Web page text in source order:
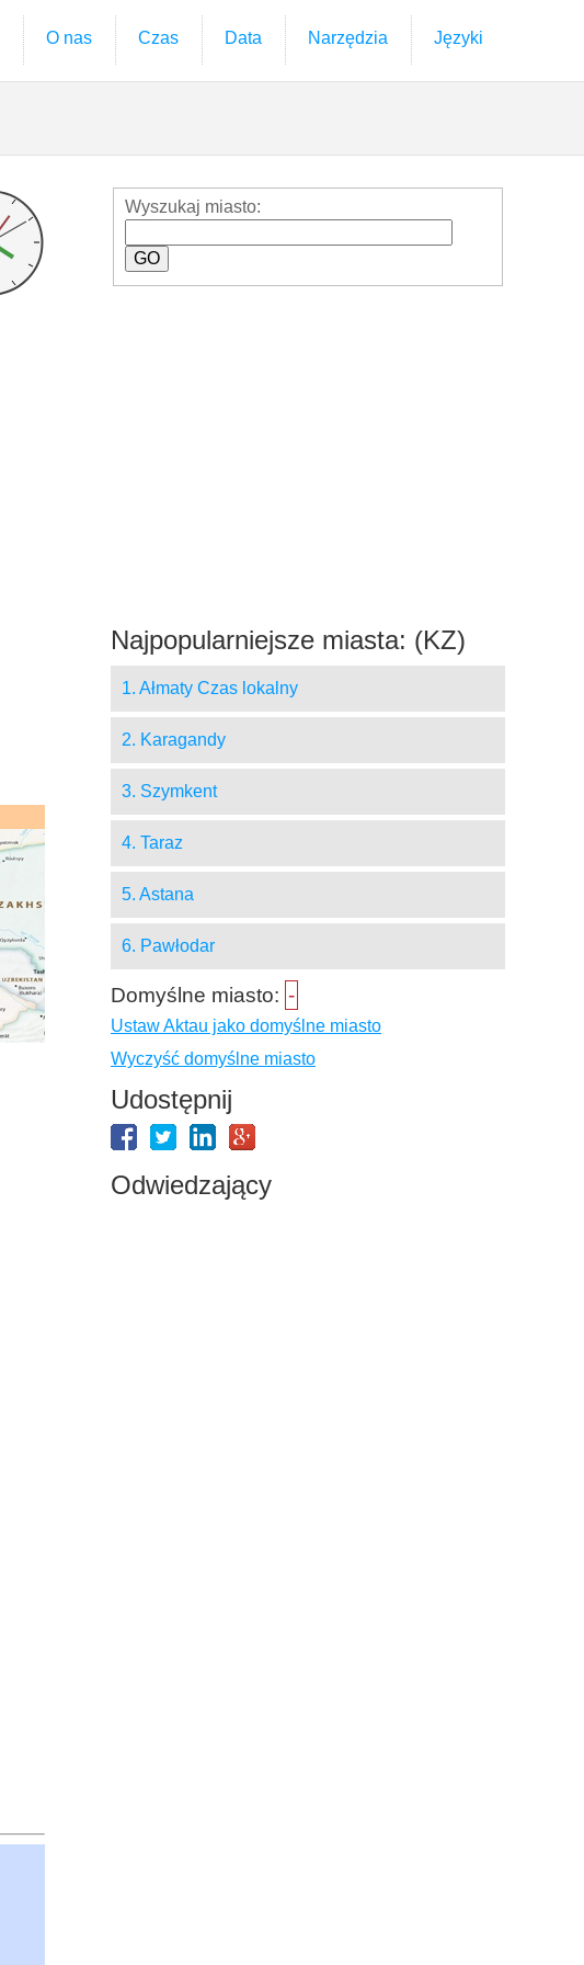
O nas Czas Data Narzędzia Języki
Wyszukaj miasto:
Najpopularniejsze miasta: (KZ)
1. Ałmaty Czas lokalny
2. Karagandy
3. Szymkent
4. Taraz
5. Astana
6. Pawłodar
Domyślne miasto: -
Ustaw Aktau jako domyślne miasto
Wyczyść domyślne miasto
Udostępnij
Odwiedzający